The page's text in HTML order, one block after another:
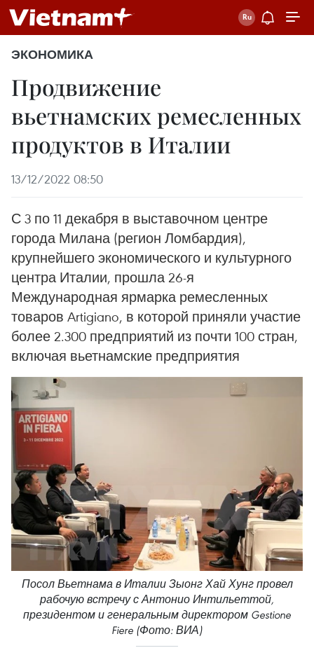
ЭКОНОМИКА
Продвижение
вьетнамских ремесленных
продуктов в Италии
13/12/2022 08:50
С 3 по 11 декабря в выставочном центре
города Милана (регион Ломбардия),
крупнейшего экономического и культурного
центра Италии, прошла 26-я
Международная ярмарка ремесленных
товаров Artigiano, в которой приняли участие
более 2.300 предприятий из почти 100 стран,
включая вьетнамские предприятия
Посол Вьетнама в Италии Зыонг Хай Хунг провел
рабочую встречу с Антонио Интильеттой,
президентом и генеральным директором Gestione
Fiere (Фото: ВИА)